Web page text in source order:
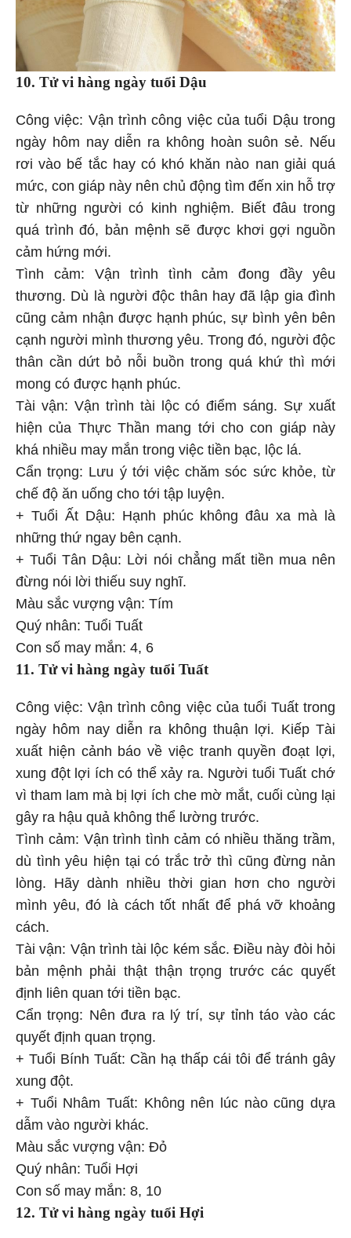
10. Tử vi hàng ngày tuổi Dậu
Công việc: Vận trình công việc của tuổi Dậu trong
ngày hôm nay diễn ra không hoàn suôn sẻ. Nếu
rơi vào bế tắc hay có khó khăn nào nan giải quá
mức, con giáp này nên chủ động tìm đến xin hỗ trợ
từ những người có kinh nghiệm. Biết đâu trong
quá trình đó, bản mệnh sẽ được khơi gợi nguồn
cảm hứng mới.
Tình cảm: Vận trình tình cảm đong đầy yêu
thương. Dù là người độc thân hay đã lập gia đình
cũng cảm nhận được hạnh phúc, sự bình yên bên
cạnh người mình thương yêu. Trong đó, người độc
thân cần dứt bỏ nỗi buồn trong quá khứ thì mới
mong có được hạnh phúc.
Tài vận: Vận trình tài lộc có điểm sáng. Sự xuất
hiện của Thực Thần mang tới cho con giáp này
khá nhiều may mắn trong việc tiền bạc, lộc lá.
Cẩn trọng: Lưu ý tới việc chăm sóc sức khỏe, từ
chế độ ăn uống cho tới tập luyện.
+ Tuổi Ất Dậu: Hạnh phúc không đâu xa mà là
những thứ ngay bên cạnh.
+ Tuổi Tân Dậu: Lời nói chẳng mất tiền mua nên
đừng nói lời thiếu suy nghĩ.
Màu sắc vượng vận: Tím
Quý nhân: Tuổi Tuất
Con số may mắn: 4, 6
11. Tử vi hàng ngày tuổi Tuất
Công việc: Vận trình công việc của tuổi Tuất trong
ngày hôm nay diễn ra không thuận lợi. Kiếp Tài
xuất hiện cảnh báo về việc tranh quyền đoạt lợi,
xung đột lợi ích có thể xảy ra. Người tuổi Tuất chớ
vì tham lam mà bị lợi ích che mờ mắt, cuối cùng lại
gây ra hậu quả không thể lường trước.
Tình cảm: Vận trình tình cảm có nhiều thăng trầm,
dù tình yêu hiện tại có trắc trở thì cũng đừng nản
lòng. Hãy dành nhiều thời gian hơn cho người
mình yêu, đó là cách tốt nhất để phá vỡ khoảng
cách.
Tài vận: Vận trình tài lộc kém sắc. Điều này đòi hỏi
bản mệnh phải thật thận trọng trước các quyết
định liên quan tới tiền bạc.
Cẩn trọng: Nên đưa ra lý trí, sự tỉnh táo vào các
quyết định quan trọng.
+ Tuổi Bính Tuất: Cần hạ thấp cái tôi để tránh gây
xung đột.
+ Tuổi Nhâm Tuất: Không nên lúc nào cũng dựa
dẫm vào người khác.
Màu sắc vượng vận: Đỏ
Quý nhân: Tuổi Hợi
Con số may mắn: 8, 10
12. Tử vi hàng ngày tuổi Hợi